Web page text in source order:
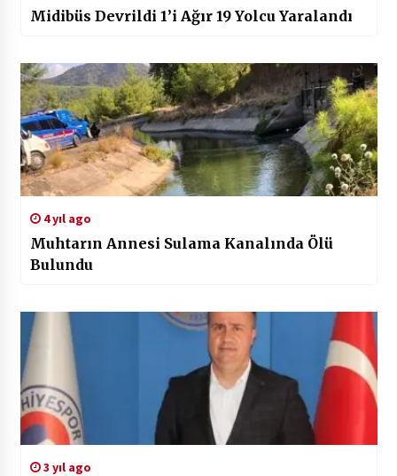
Midibüs Devrildi 1’i Ağır 19 Yolcu Yaralandı
4 yıl ago
Muhtarın Annesi Sulama Kanalında Ölü
Bulundu
3 yıl ago